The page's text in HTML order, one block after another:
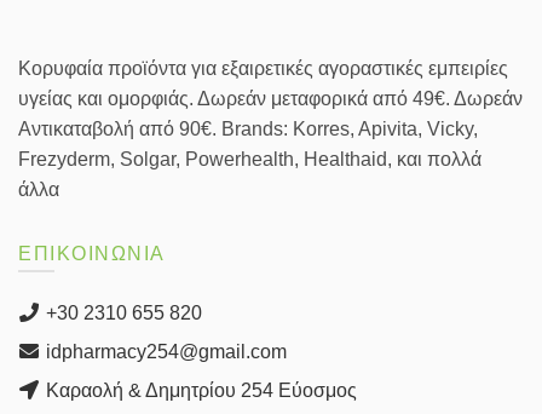
Κορυφαία προϊόντα για εξαιρετικές αγοραστικές εμπειρίες
υγείας και ομορφιάς. Δωρεάν μεταφορικά από 49€. Δωρεάν
Αντικαταβολή από 90€. Brands: Korres, Apivita, Vicky,
Frezyderm, Solgar, Powerhealth, Healthaid, και πολλά
άλλα
ΕΠΙΚΟΙΝΩΝΙΑ
+30 2310 655 820
idpharmacy254@gmail.com
Καραολή & Δημητρίου 254 Εύοσμος